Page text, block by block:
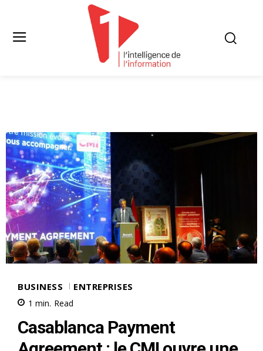
BUSINESS ENTREPRISES
1 min. Read
Casablanca Payment